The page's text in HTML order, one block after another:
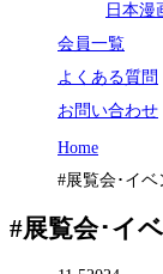
日本漫
会員一覧
よくある質問
お問い合わせ
Home
#展覧会･イベ
#展覧会･イ